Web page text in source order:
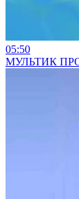
05:50
МУЛЬТИК